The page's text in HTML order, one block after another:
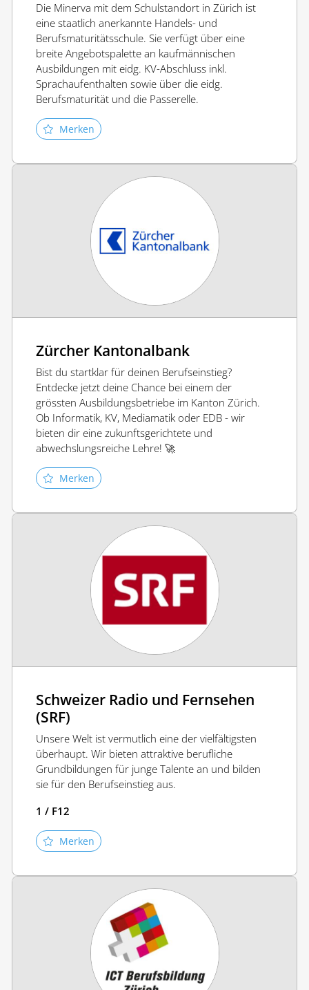
Die Minerva mit dem Schulstandort in Zürich ist
eine staatlich anerkannte Handels- und
Berufsmaturitätsschule. Sie verfügt über eine
breite Angebotspalette an kaufmännischen
Ausbildungen mit eidg. KV-Abschluss inkl.
Sprachaufenthalten sowie über die eidg.
Berufsmaturität und die Passerelle.
Merken
Zürcher Kantonalbank
Bist du startklar für deinen Berufseinstieg?
Entdecke jetzt deine Chance bei einem der
grössten Ausbildungsbetriebe im Kanton Zürich.
Ob Informatik, KV, Mediamatik oder EDB - wir
bieten dir eine zukunftsgerichtete und
abwechslungsreiche Lehre! 🚀
Merken
Schweizer Radio und Fernsehen
(SRF)
Unsere Welt ist vermutlich eine der vielfältigsten
überhaupt. Wir bieten attraktive berufliche
Grundbildungen für junge Talente an und bilden
sie für den Berufseinstieg aus.
1 / F12
Merken